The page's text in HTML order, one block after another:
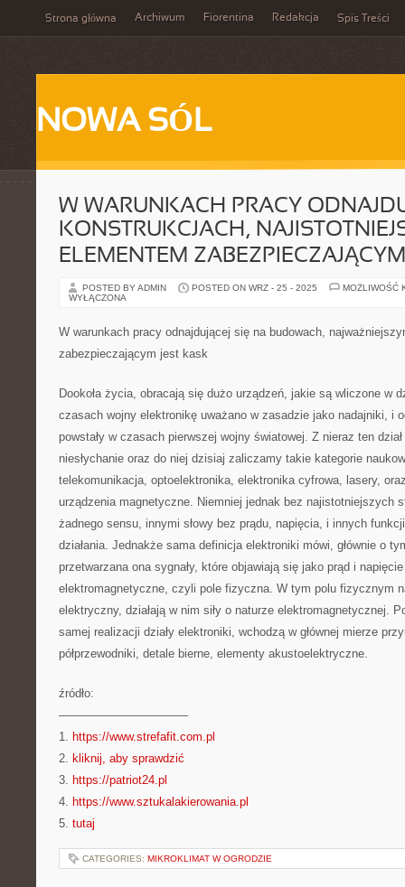
Strona główna Archiwum Fiorentina Redakcja Spis Treści
NOWA SÓL
W WARUNKACH PRACY
KONSTRUKCJACH,
ELEMENTEM
POSTED BY ADMIN POSTED ON WRZ - 25 - 2025
MOŻLIWOŚĆ
WYŁĄCZONA
W warunkach pracy odnajdującej się na budowach,
zabezpieczającym jest kask
Dookoła życia, obracają się dużo urządzeń, jakie są wliczone w
czasach wojny elektronikę uważano w zasadzie jako nadajniki, i
powstały w czasach pierwszej wojny światowej. Z nieraz ten
niesłychanie oraz do niej dzisiaj zaliczamy takie kategorie
telekomunikacja, optoelektronika, elektronika cyfrowa, lasery,
urządzenia magnetyczne. Niemniej jednak bez najistotniejszych
żadnego sensu, innymi słowy bez prądu, napięcia, i innych
działania. Jednakże sama definicja elektroniki mówi, głównie o
przetwarzana ona sygnały, które objawiają się jako prąd i
elektromagnetyczne, czyli pole fizyczna. W tym polu fizycznym
elektryczny, działają w nim siły o naturze elektromagnetycznej.
samej realizacji działy elektroniki, wchodzą w głównej mierze
półprzewodniki, detale bierne, elementy akustoelektryczne.
źródło:
———————————
1. https://www.strefafit.com.pl
2. kliknij, aby sprawdzić
3. https://patriot24.pl
4. https://www.sztukalakierowania.pl
5. tutaj
CATEGORIES: MIKROKLIMAT W OGRODZIE